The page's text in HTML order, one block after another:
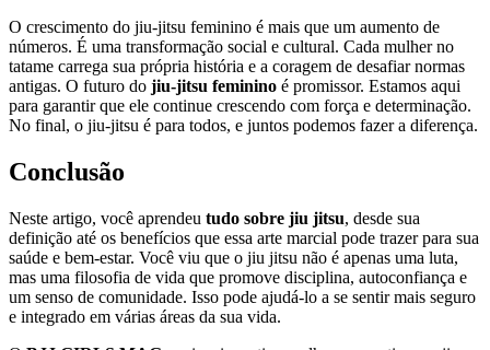
O crescimento do jiu-jitsu feminino é mais que um aumento de
números. É uma transformação social e cultural. Cada mulher no
tatame carrega sua própria história e a coragem de desafiar normas
antigas. O futuro do jiu-jitsu feminino é promissor. Estamos aqui
para garantir que ele continue crescendo com força e determinação.
No final, o jiu-jitsu é para todos, e juntos podemos fazer a diferença.
Conclusão
Neste artigo, você aprendeu tudo sobre jiu jitsu, desde sua
definição até os benefícios que essa arte marcial pode trazer para sua
saúde e bem-estar. Você viu que o jiu jitsu não é apenas uma luta,
mas uma filosofia de vida que promove disciplina, autoconfiança e
um senso de comunidade. Isso pode ajudá-lo a se sentir mais seguro
e integrado em várias áreas da sua vida.